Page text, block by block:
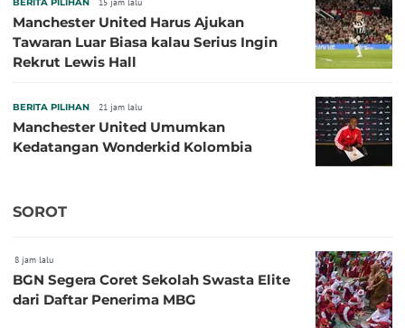
Manchester United Harus Ajukan
Tawaran Luar Biasa kalau Serius Ingin
Rekrut Lewis Hall
BERITA PILIHAN 21 jam lalu
Manchester United Umumkan
Kedatangan Wonderkid Kolombia
SOROT
8 jam lalu
BGN Segera Coret Sekolah Swasta Elite
dari Daftar Penerima MBG